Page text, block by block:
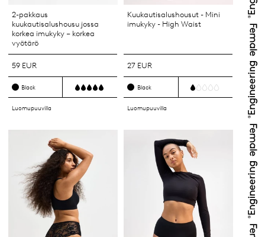
2-pakkaus
kuukautisalushousu jossa
korkea imukyky – korkea
vyötärö
59 EUR
Black
Luomupuuvilla
Kuukautisalushousut - Mini
imukyky - High Waist
27 EUR
Black
Luomupuuvilla